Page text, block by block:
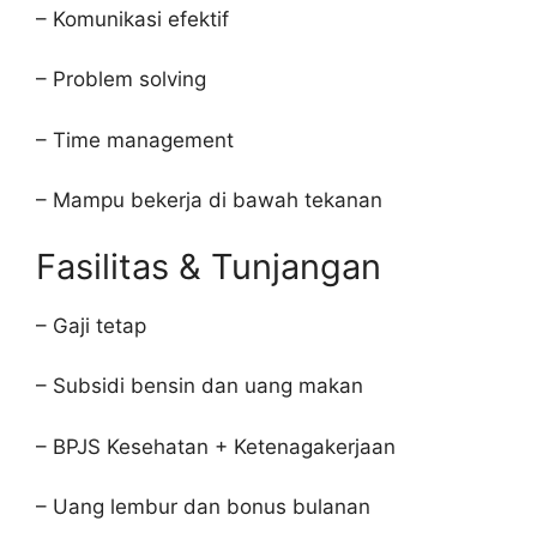
– Komunikasi efektif
– Problem solving
– Time management
– Mampu bekerja di bawah tekanan
Fasilitas & Tunjangan
– Gaji tetap
– Subsidi bensin dan uang makan
– BPJS Kesehatan + Ketenagakerjaan
– Uang lembur dan bonus bulanan